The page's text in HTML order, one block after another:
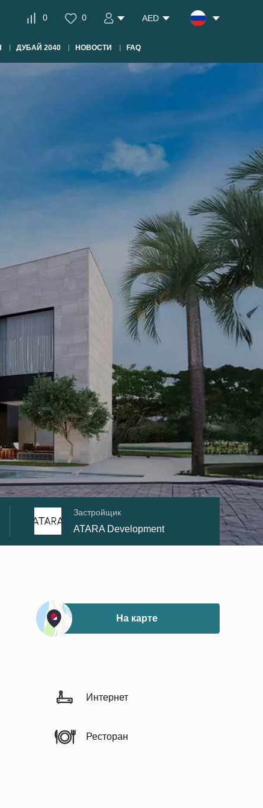
0 0 AED
ДУБАЙ 2040 НОВОСТИ FAQ
Застройщик
ATARA Development
На карте
Интернет
Ресторан